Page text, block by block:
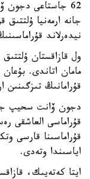
62 جاستاعى دجون
جانە ارمەنيا
نيدەرلاند
ول قازاقستان
قۇرامانىڭ
دجون ۆانت سحيپ
قۇراماسىنا قارسى
اياسىندا وتەدى.
ايتا كەتەيىك،